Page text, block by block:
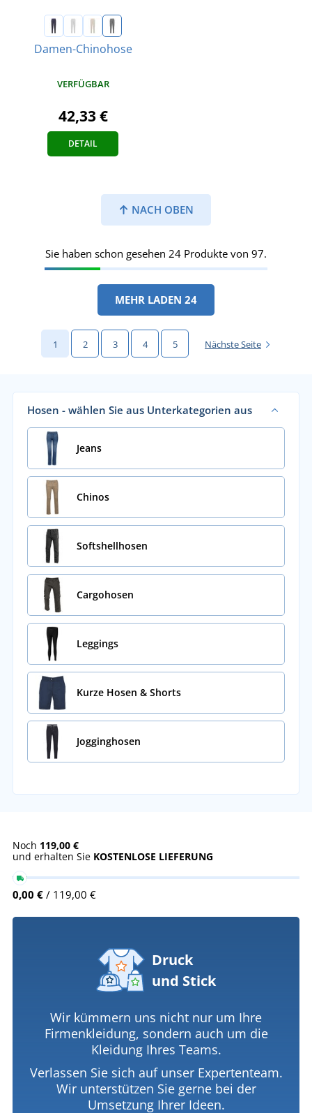
Damen-Chinohose
VERFÜGBAR
42,33 €
DETAIL
NACH OBEN
Sie haben schon gesehen 24 Produkte von 97.
MEHR LADEN 24
1 2 3 4 5 Nächste Seite
Hosen - wählen Sie aus Unterkategorien aus
Jeans
Chinos
Softshellhosen
Cargohosen
Leggings
Kurze Hosen & Shorts
Jogginghosen
Noch 119,00 €
und erhalten Sie KOSTENLOSE LIEFERUNG
0,00 € / 119,00 €
Druck
und Stick
Wir kümmern uns nicht nur um Ihre
Firmenkleidung, sondern auch um die
Kleidung Ihres Teams.
Verlassen Sie sich auf unser Expertenteam.
Wir unterstützen Sie gerne bei der
Umsetzung Ihrer Ideen.